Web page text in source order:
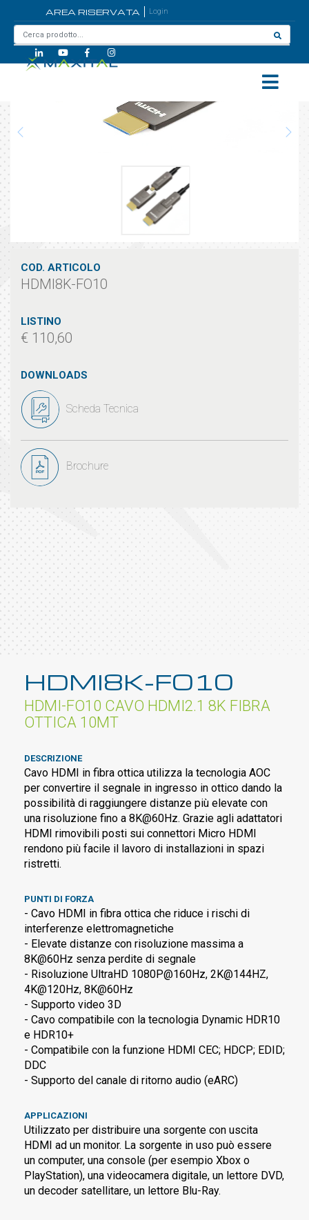
AREA RISERVATA Login
COD. ARTICOLO
HDMI8K-FO10
LISTINO
€ 110,60
DOWNLOADS
Scheda Tecnica
Brochure
HDMI8K-FO10
HDMI-FO10 CAVO HDMI2.1 8K FIBRA
OTTICA 10MT
DESCRIZIONE
Cavo HDMI in fibra ottica utilizza la tecnologia AOC
per convertire il segnale in ingresso in ottico dando la
possibilità di raggiungere distanze più elevate con
una risoluzione fino a 8K@60Hz. Grazie agli adattatori
HDMI rimovibili posti sui connettori Micro HDMI
rendono più facile il lavoro di installazioni in spazi
ristretti.
PUNTI DI FORZA
- Cavo HDMI in fibra ottica che riduce i rischi di
interferenze elettromagnetiche
- Elevate distanze con risoluzione massima a
8K@60Hz senza perdite di segnale
- Risoluzione UltraHD 1080P@160Hz, 2K@144HZ,
4K@120Hz, 8K@60Hz
- Supporto video 3D
- Cavo compatibile con la tecnologia Dynamic HDR10
e HDR10+
- Compatibile con la funzione HDMI CEC; HDCP; EDID;
DDC
- Supporto del canale di ritorno audio (eARC)
APPLICAZIONI
Utilizzato per distribuire una sorgente con uscita
HDMI ad un monitor. La sorgente in uso può essere
un computer, una console (per esempio Xbox o
PlayStation), una videocamera digitale, un lettore DVD,
un decoder satellitare, un lettore Blu-Ray.